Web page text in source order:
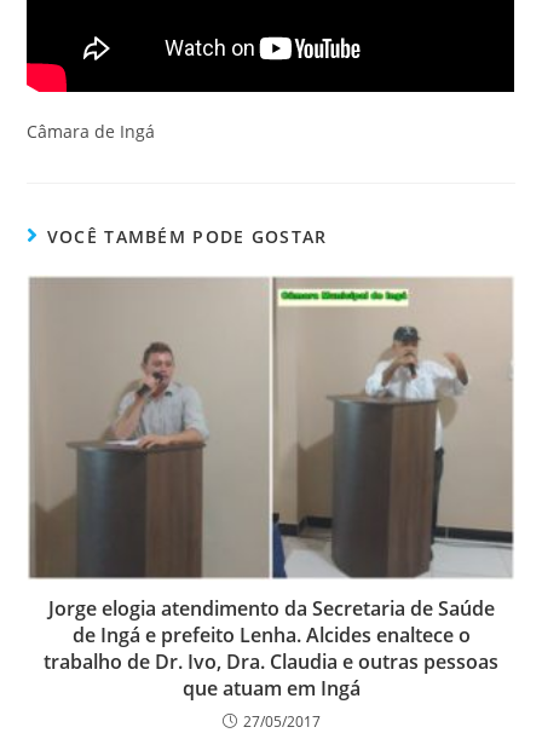
Câmara de Ingá
VOCÊ TAMBÉM PODE GOSTAR
Jorge elogia atendimento da Secretaria de Saúde
de Ingá e prefeito Lenha. Alcides enaltece o
trabalho de Dr. Ivo, Dra. Claudia e outras pessoas
que atuam em Ingá
27/05/2017